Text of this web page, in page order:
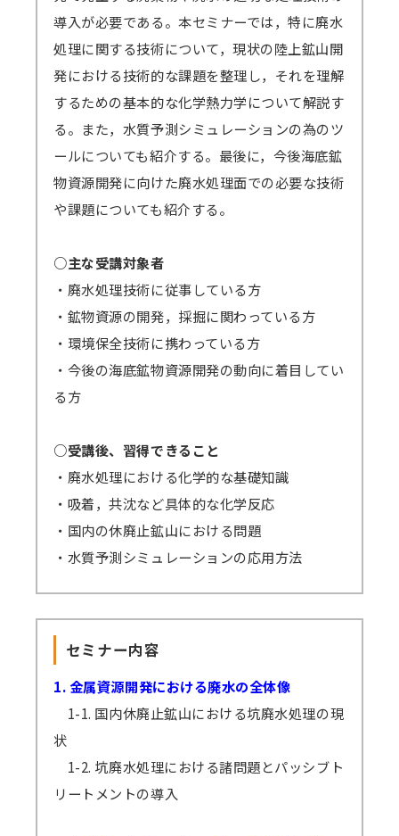
Zoomアプリのインストール、Zoomへの
サインアップをせずブラウザからの参加も可能
です。
→ 参加方法はこちら
→一部のブラウザは音声が聞こえないなどの不
具合が起きる可能性があります。
対応ブラウザ
をご確認の上、必ず事前のテ
ストミーティング
をお願いします。
インストールが必須となります）
す）。
視聴期間はセミナー開催日から4営業日後を
起点に1週間となります。
ex）2/6（月）開催 セミナー → 2/10（金）ま
でに配信開始 → 2/17（金）まで視聴可能
→見逃し視聴について、 こちらから問題なく
視聴できるかご確認ください。（テスト視聴動
画へ）パスワード「123456」
＜見逃し視聴ご案内の流れ・配信期間詳細＞
メールにて視聴用URL・パスワードを配信
します。配信開始日を過ぎてもメールが届かな
い場合は必ず弊社までご連絡ください。
準備出来しだい配信いたしますので開始日
が早まる可能性もございます。その場合でも終
ーの場合、2/8から開始となっても2/17まで視
聴可能です。
GWや年末年始・お盆期間などを挟む場合、
それに応じて弊社の標準配信期間設定を延長し
ます。
場合、（見逃し視聴あり）の方の受講料は（見
逃し視聴なし）の受講料に準じますので、ご了
承ください。
導入が必要である。本セミナーでは，特に廃水
処理に関する技術について，現状の陸上鉱山開
発における技術的な課題を整理し，それを理解
するための基本的な化学熱力学について解説す
る。また，水質予測シミュレーションの為のツ
ールについても紹介する。最後に，今後海底鉱
物資源開発に向けた廃水処理面での必要な技術
や課題についても紹介する。
○主な受講対象者
・廃水処理技術に従事している方
・鉱物資源の開発，採掘に関わっている方
・環境保全技術に携わっている方
・今後の海底鉱物資源開発の動向に着目してい
る方
○受講後、習得できること
・廃水処理における化学的な基礎知識
・吸着，共沈など具体的な化学反応
・国内の休廃止鉱山における問題
・水質予測シミュレーションの応用方法
セミナー内容
1. 金属資源開発における廃水の全体像
1-1. 国内休廃止鉱山における坑廃水処理の現
状
1-2. 坑廃水処理における諸問題とパッシブト
リートメントの導入